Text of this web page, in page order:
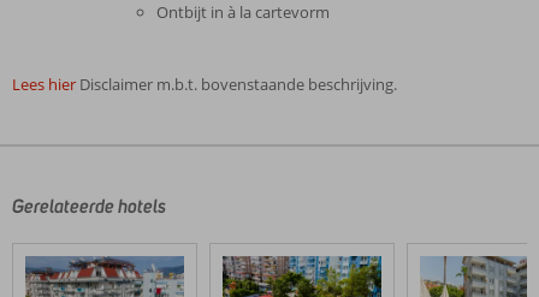
Ontbijt in à la cartevorm
Lees hier Disclaimer m.b.t. bovenstaande beschrijving.
door
klanten
geschreven
Gerelateerde hotels